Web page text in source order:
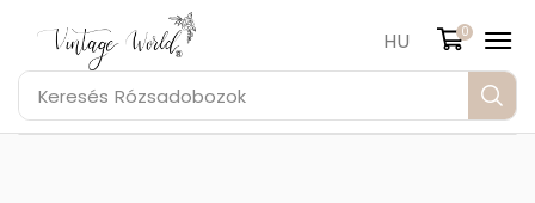
Keresés Rózsadobozok
HU 0